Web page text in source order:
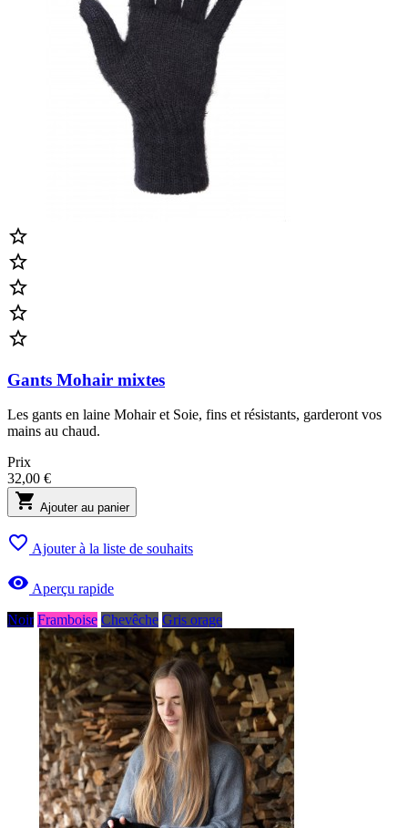





Gants Mohair mixtes
Les gants en laine Mohair et Soie, fins et résistants, garderont vos
mains au chaud.
Prix
32,00 €
 Ajouter au panier
 Ajouter à la liste de souhaits
 Aperçu rapide
Noir Framboise Chevêche Gris orage